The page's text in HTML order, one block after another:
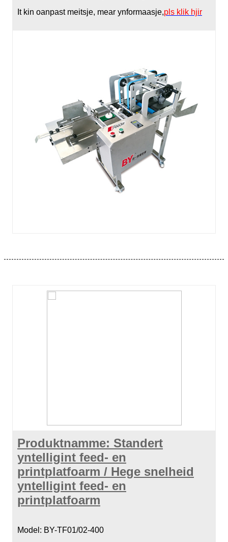
It kin oanpast meitsje, mear ynformaasje,pls klik hjir
Produktnamme: Standert
yntelligint feed- en
printplatfoarm / Hege snelheid
yntelligint feed- en
printplatfoarm
Model: BY-TF01/02-400